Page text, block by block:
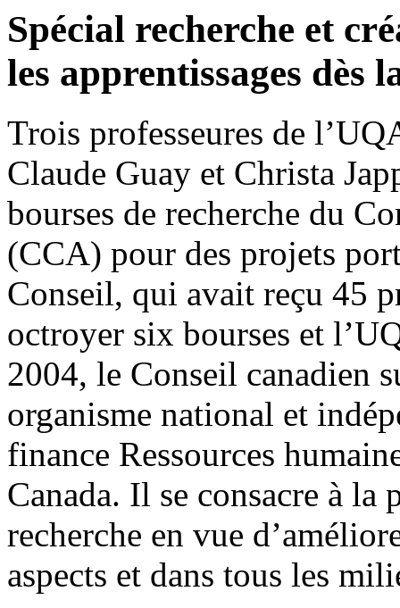
Spécial recherche et
les apprentissages dès
Trois professeures de
Claude Guay et Christa
bourses de recherche du
(CCA) pour des projets
Conseil, qui avait reçu 45
octroyer six bourses et
2004, le Conseil canadien
organisme national et
finance Ressources
Canada. Il se consacre à
recherche en vue
aspects et dans tous les